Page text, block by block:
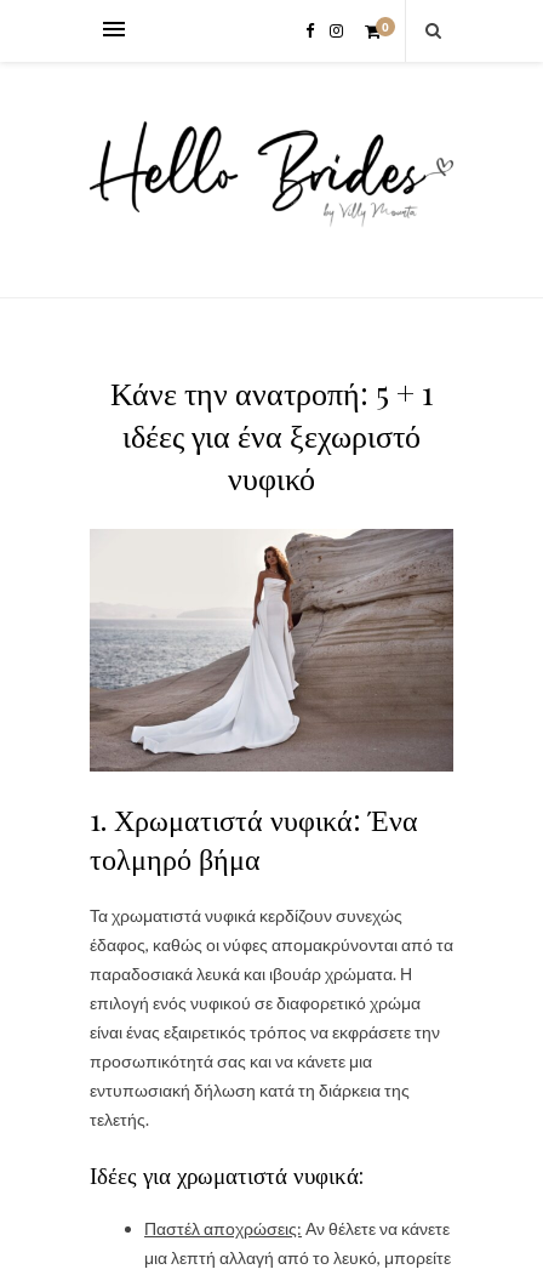
0
Κάνε την ανατροπή: 5 + 1
ιδέες για ένα ξεχωριστό
νυφικό
1. Χρωματιστά νυφικά: Ένα
τολμηρό βήμα
Τα χρωματιστά νυφικά κερδίζουν συνεχώς
έδαφος, καθώς οι νύφες απομακρύνονται από τα
παραδοσιακά λευκά και ιβουάρ χρώματα. Η
επιλογή ενός νυφικού σε διαφορετικό χρώμα
είναι ένας εξαιρετικός τρόπος να εκφράσετε την
προσωπικότητά σας και να κάνετε μια
εντυπωσιακή δήλωση κατά τη διάρκεια της
τελετής.
Ιδέες για χρωματιστά νυφικά:
Παστέλ αποχρώσεις: Αν θέλετε να κάνετε
μια λεπτή αλλαγή από το λευκό, μπορείτε